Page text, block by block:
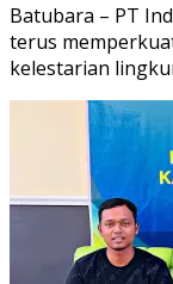
Batubara – PT
terus
kelestarian